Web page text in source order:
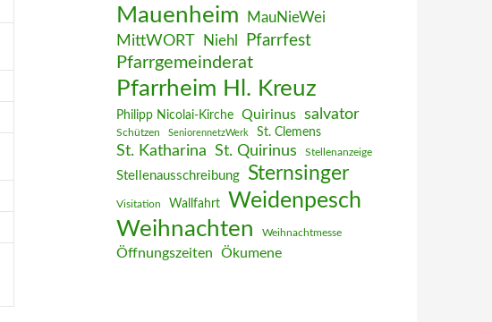
Mauenheim MauNieWei
MittWORT Niehl Pfarrfest
Pfarrgemeinderat
Pfarrheim Hl. Kreuz
Philipp Nicolai-Kirche Quirinus salvator
Schützen SeniorennetzWerk St. Clemens
St. Katharina St. Quirinus Stellenanzeige
Stellenausschreibung Sternsinger
Visitation Wallfahrt Weidenpesch
Weihnachten Weihnachtmesse
Öffnungszeiten Ökumene